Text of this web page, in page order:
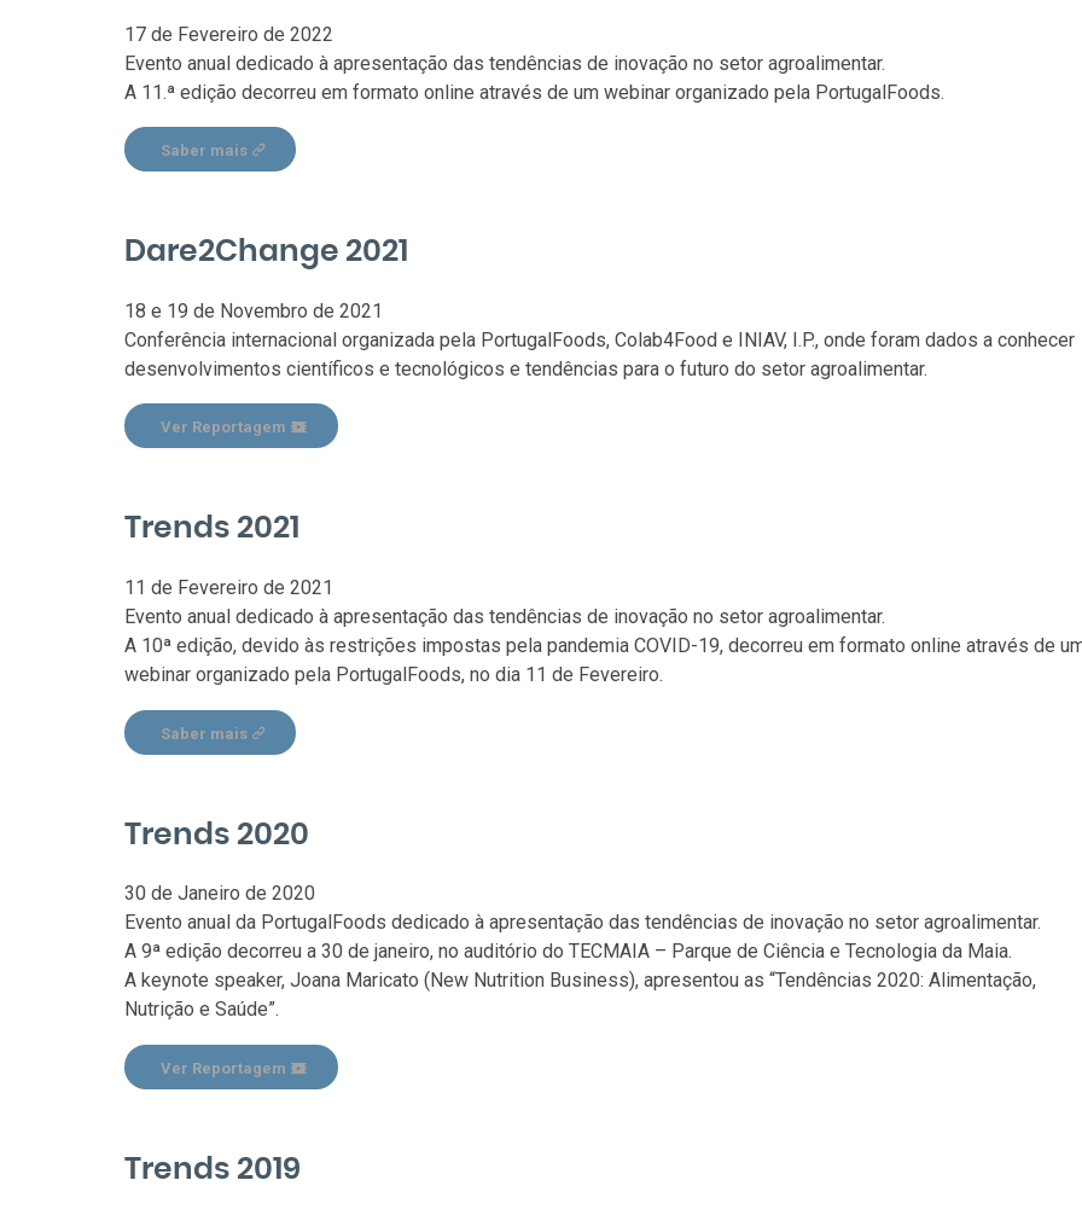
17 de Fevereiro de 2022
Evento anual dedicado à apresentação das tendências de inovação no setor agroalimentar.
A 11.ª edição decorreu em formato online através de um webinar organizado pela PortugalFoods.
Saber mais
Dare2Change 2021
18 e 19 de Novembro de 2021
Conferência internacional organizada pela PortugalFoods, Colab4Food e INIAV, I.P., onde foram dados a conhecer
desenvolvimentos científicos e tecnológicos e tendências para o futuro do setor agroalimentar.
Ver Reportagem
Trends 2021
11 de Fevereiro de 2021
Evento anual dedicado à apresentação das tendências de inovação no setor agroalimentar.
A 10ª edição, devido às restrições impostas pela pandemia COVID-19, decorreu em formato online através de
webinar organizado pela PortugalFoods, no dia 11 de Fevereiro.
Saber mais
Trends 2020
30 de Janeiro de 2020
Evento anual da PortugalFoods dedicado à apresentação das tendências de inovação no setor agroalimentar.
A 9ª edição decorreu a 30 de janeiro, no auditório do TECMAIA – Parque de Ciência e Tecnologia da Maia.
A keynote speaker, Joana Maricato (New Nutrition Business), apresentou as “Tendências 2020: Alimentação,
Nutrição e Saúde”.
Ver Reportagem
Trends 2019